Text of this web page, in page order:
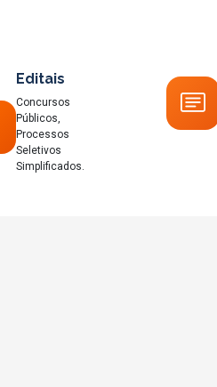
Editais
Concursos
Públicos,
Processos
Seletivos
Simplificados.